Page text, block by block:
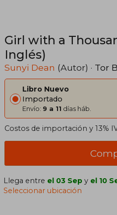
Girl with a
Inglés)
Sunyi Dean (Autor) · Tor
Libro Nuevo
Importado
Envío: 9 a 11 días háb.
Costos de importación y 13%
Llega entre el 03 Sep y el 10
Seleccionar ubicación